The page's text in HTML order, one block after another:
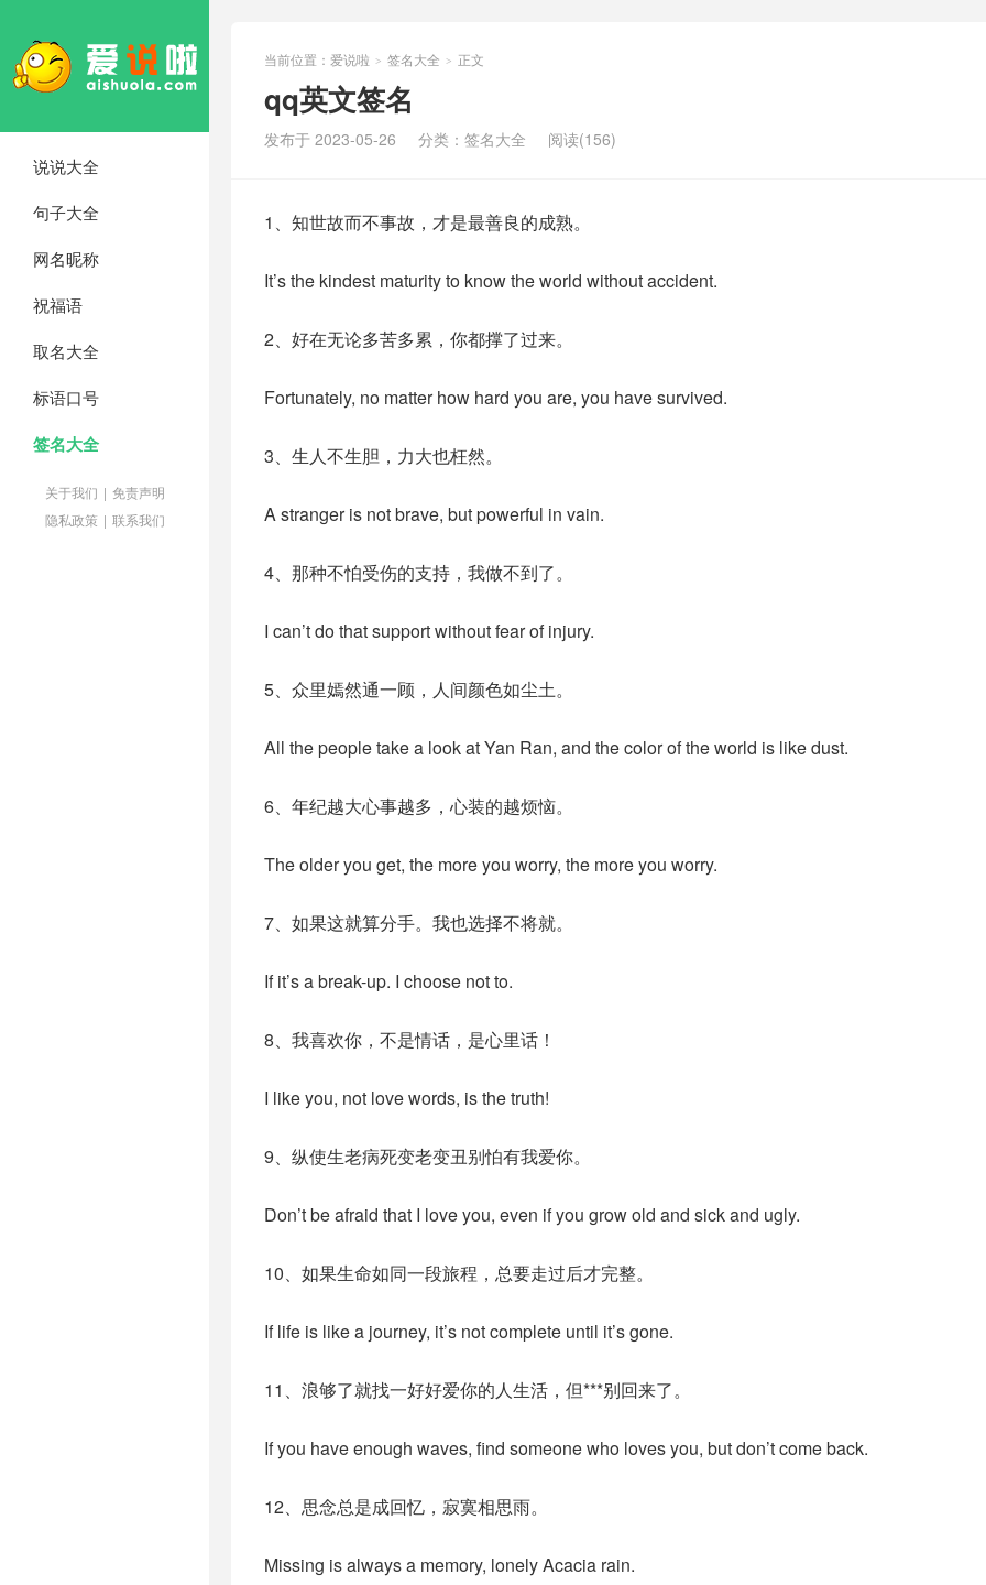
说说大全
句子大全
网名昵称
祝福语
取名大全
标语口号
签名大全
关于我们 | 免责声明
隐私政策 | 联系我们
当前位置： 爱说啦 > 签名大全 > 正文
qq英文签名
发布于 2023-05-26 分类： 签名大全 阅读(156)
1、知世故而不事故，才是最善良的成熟。
It’s the kindest maturity to know the world without accident.
2、好在无论多苦多累，你都撑了过来。
Fortunately, no matter how hard you are, you have survived.
3、生人不生胆，力大也枉然。
A stranger is not brave, but powerful in vain.
4、那种不怕受伤的支持，我做不到了。
I can’t do that support without fear of injury.
5、众里嫣然通一顾，人间颜色如尘土。
All the people take a look at Yan Ran, and the color of the world is like dust.
6、年纪越大心事越多，心装的越烦恼。
The older you get, the more you worry, the more you worry.
7、如果这就算分手。我也选择不将就。
If it’s a break-up. I choose not to.
8、我喜欢你，不是情话，是心里话！
I like you, not love words, is the truth!
9、纵使生老病死变老变丑别怕有我爱你。
Don’t be afraid that I love you, even if you grow old and sick and ugly.
10、如果生命如同一段旅程，总要走过后才完整。
If life is like a journey, it’s not complete until it’s gone.
11、浪够了就找一好好爱你的人生活，但***别回来了。
If you have enough waves, find someone who loves you, but don’t come back.
12、思念总是成回忆，寂寞相思雨。
Missing is always a memory, lonely Acacia rain.